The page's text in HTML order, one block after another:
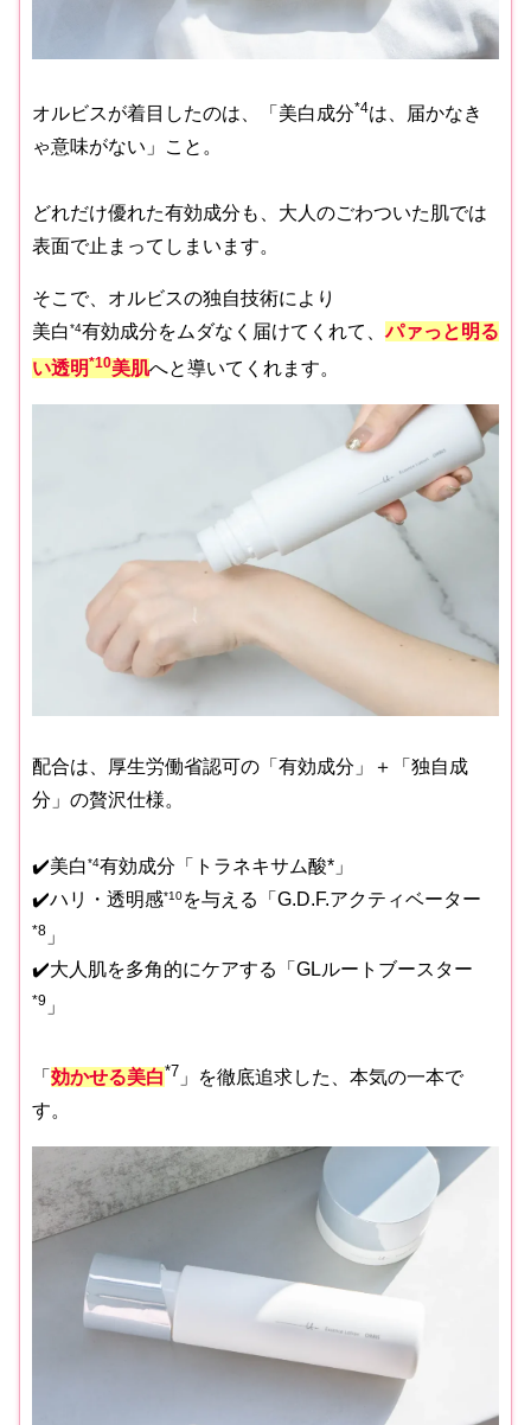
オルビスが着目したのは、「美白成分*4は、届かなき
ゃ意味がない」こと。
どれだけ優れた有効成分も、大人のごわついた肌では
表面で止まってしまいます。
そこで、オルビスの独自技術により
美白*4有効成分をムダなく届けてくれて、パァっと明る
い透明*10美肌へと導いてくれます。
配合は、厚生労働省認可の「有効成分」＋「独自成
分」の贅沢仕様。
✔️美白*4有効成分「トラネキサム酸*」
✔️ハリ・透明感*10を与える「G.D.F.アクティベーター
*8 」
✔️大人肌を多角的にケアする「GLルートブースター
*9 」
「 効かせる美白*7 」を徹底追求した、本気の一本で
す。